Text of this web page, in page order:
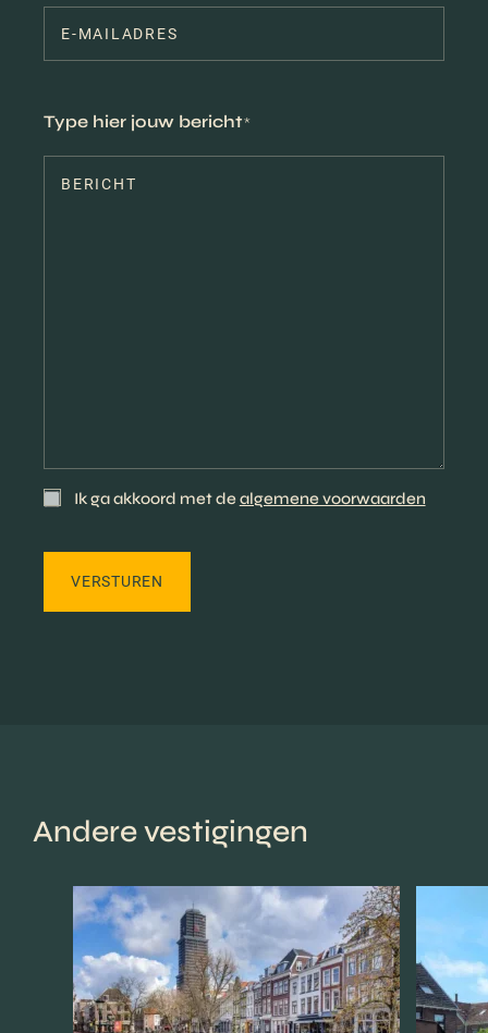
Type hier jouw bericht*
Ik ga akkoord met dealgemene voorwaarden
Andere vestigingen